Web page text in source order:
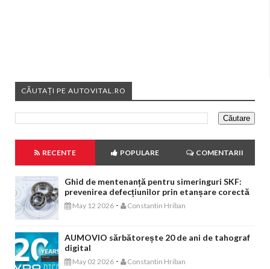
CĂUTAȚI PE AUTOVITAL.RO
RECENTE POPULARE COMENTARII
Ghid de mentenanță pentru simeringuri SKF:
prevenirea defecțiunilor prin etanșare corectă
May 12 2026 - Constantin Hriban
AUMOVIO sărbătorește 20 de ani de tahograf
digital
May 02 2026 - Constantin Hriban